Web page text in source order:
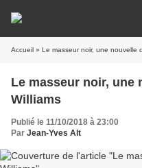
Accueil » Le masseur noir, une nouvelle
Le masseur noir, une
Williams
Publié le 11/10/2018 à 23:00
Par Jean-Yves Alt